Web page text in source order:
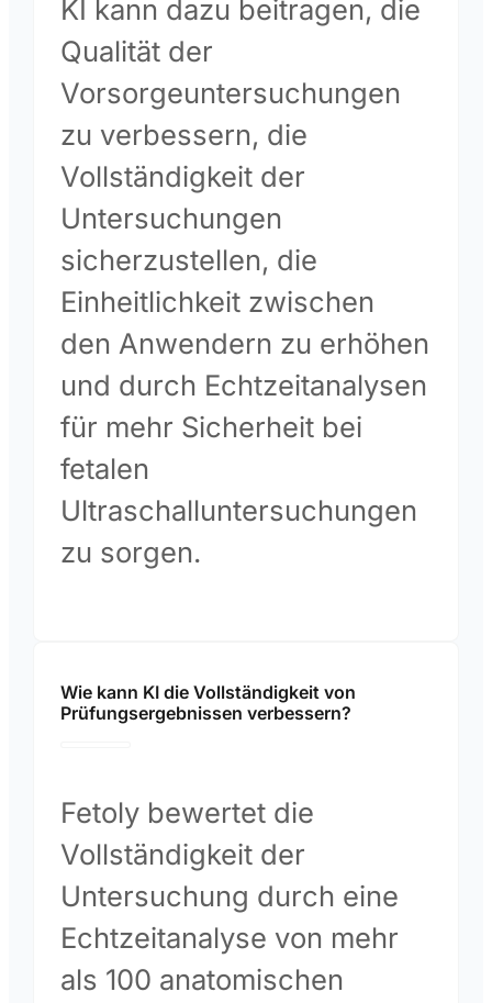
KI kann dazu beitragen, die
Qualität der
Vorsorgeuntersuchungen
zu verbessern, die
Vollständigkeit der
Untersuchungen
sicherzustellen, die
Einheitlichkeit zwischen
den Anwendern zu erhöhen
und durch Echtzeitanalysen
für mehr Sicherheit bei
fetalen
Ultraschalluntersuchungen
zu sorgen.
Wie kann KI die Vollständigkeit von
Prüfungsergebnissen verbessern?
Fetoly bewertet die
Vollständigkeit der
Untersuchung durch eine
Echtzeitanalyse von mehr
als 100 anatomischen